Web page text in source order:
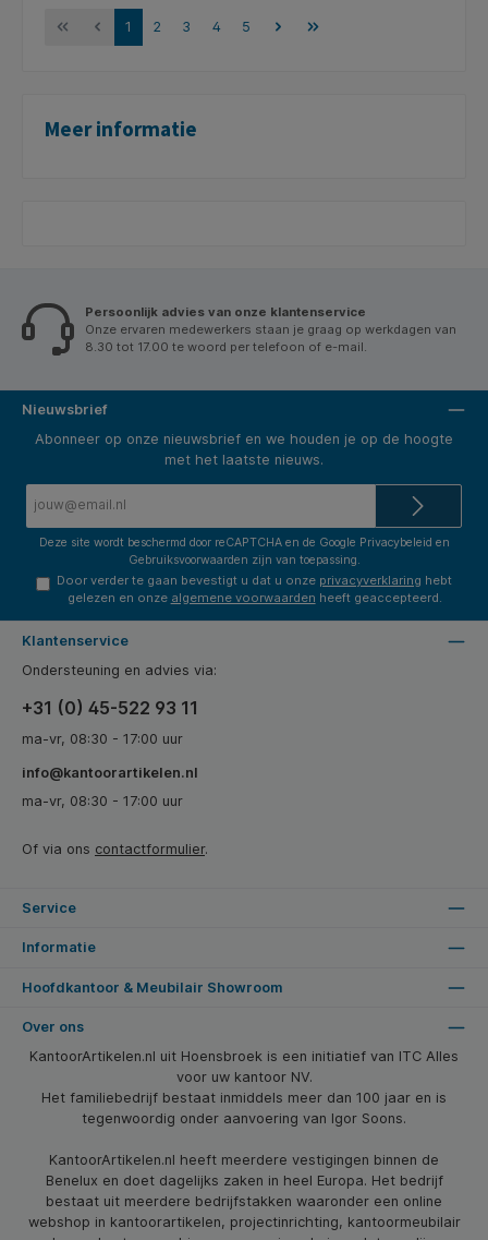
1 2 3 4 5
Meer informatie
Persoonlijk advies van onze klantenservice
Onze ervaren medewerkers staan je graag op werkdagen van
8.30 tot 17.00 te woord per telefoon of e-mail.
Nieuwsbrief
Abonneer op onze nieuwsbrief en we houden je op de hoogte
met het laatste nieuws.
Deze site wordt beschermd door reCAPTCHA en de Google Privacybeleid en
Gebruiksvoorwaarden zijn van toepassing.
Door verder te gaan bevestigt u dat u onze privacyverklaring hebt
gelezen en onze algemene voorwaarden heeft geaccepteerd.
Klantenservice
Ondersteuning en advies via:
+31 (0) 45-522 93 11
ma-vr, 08:30 - 17:00 uur
info@kantoorartikelen.nl
ma-vr, 08:30 - 17:00 uur
Of via ons contactformulier.
Service
Informatie
Hoofdkantoor & Meubilair Showroom
Over ons
KantoorArtikelen.nl uit Hoensbroek is een initiatief van ITC Alles
voor uw kantoor NV.
Het familiebedrijf bestaat inmiddels meer dan 100 jaar en is
tegenwoordig onder aanvoering van Igor Soons.
KantoorArtikelen.nl heeft meerdere vestigingen binnen de
Benelux en doet dagelijks zaken in heel Europa. Het bedrijf
bestaat uit meerdere bedrijfstakken waaronder een online
webshop in kantoorartikelen, projectinrichting, kantoormeubilair